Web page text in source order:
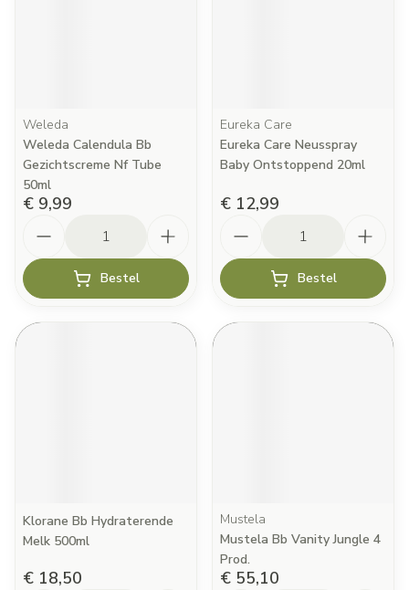
Weleda
Weleda Calendula Bb
Gezichtscreme Nf Tube
50ml
€ 9,99
Bestel
Eureka Care
Eureka Care Neusspray
Baby Ontstoppend 20ml
€ 12,99
Bestel
Klorane Bb Hydraterende
Melk 500ml
€ 18,50
Mustela
Mustela Bb Vanity Jungle 4
Prod.
€ 55,10